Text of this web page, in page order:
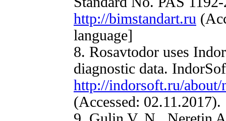
http://bimstandart.ru
language]
8. Rosavtodor uses
diagnostic data.
http://indorsoft.ru/about/
(Accessed: